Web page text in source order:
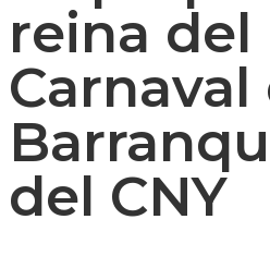
reina del
Carnaval
del CNY